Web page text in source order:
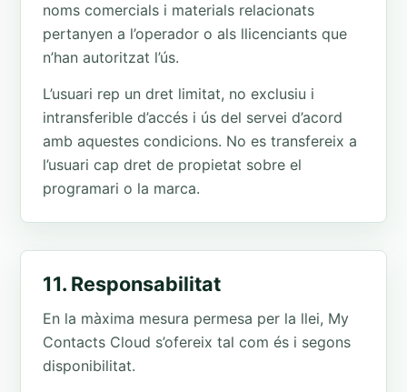
noms comercials i materials relacionats
pertanyen a l’operador o als llicenciants que
n’han autoritzat l’ús.
L’usuari rep un dret limitat, no exclusiu i
intransferible d’accés i ús del servei d’acord
amb aquestes condicions. No es transfereix a
l’usuari cap dret de propietat sobre el
programari o la marca.
11. Responsabilitat
En la màxima mesura permesa per la llei, My
Contacts Cloud s’ofereix tal com és i segons
disponibilitat.